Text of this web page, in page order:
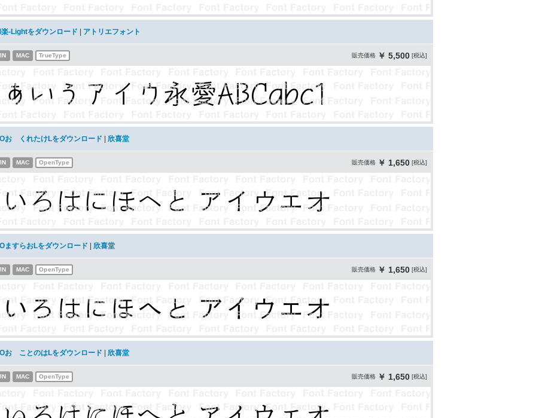
-Lightをダウンロード アトリエフォント
販売価格 ￥ 5,500 [税込]
MAC TrueType
おゝくれたけLをダウンロード 欣喜堂
販売価格 ￥ 1,650 [税込]
MAC OpenType
ますらおLをダウンロード 欣喜堂
販売価格 ￥ 1,650 [税込]
MAC OpenType
おゝことのはLをダウンロード 欣喜堂
販売価格 ￥ 1,650 [税込]
MAC OpenType